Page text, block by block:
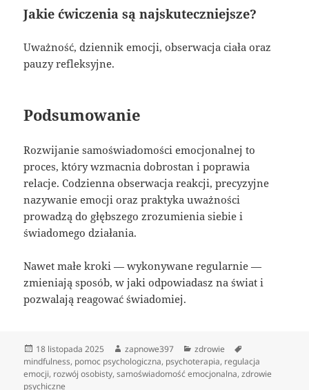
Jakie ćwiczenia są najskuteczniejsze?
Uważność, dziennik emocji, obserwacja ciała oraz
pauzy refleksyjne.
Podsumowanie
Rozwijanie samoświadomości emocjonalnej to
proces, który wzmacnia dobrostan i poprawia
relacje. Codzienna obserwacja reakcji, precyzyjne
nazywanie emocji oraz praktyka uważności
prowadzą do głębszego zrozumienia siebie i
świadomego działania.
Nawet małe kroki — wykonywane regularnie —
zmieniają sposób, w jaki odpowiadasz na świat i
pozwalają reagować świadomiej.
Data
publikacji
18 listopada 2025 Autor
zapnowe397 Kategorie
zdrowie
mindfulness, pomoc psychologiczna, psychoterapia, regulacja
emocji, rozwój osobisty,samoświadomość emocjonalna,zdrowie
psychiczne